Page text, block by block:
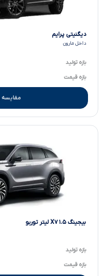
دیگنیتی پرایم
داخل مارون
بازه تولید
بازه قیمت
مقایسه
بیجینگ X۷ ۱.۵ لیتر توربو
بازه تولید
بازه قیمت